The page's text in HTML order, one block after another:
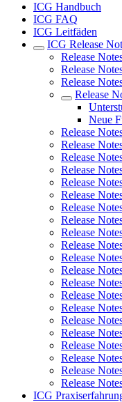
ICG Handbuch
ICG FAQ
ICG Leitfäden
ICG Release
Release
Release
Release
Release
Neue
Release
Release
Release
Release
Release
Release
Release
Release
Release
Release
Release
Release
Release
Release
Release
Release
Release
Release
Release
Release
Release
ICG